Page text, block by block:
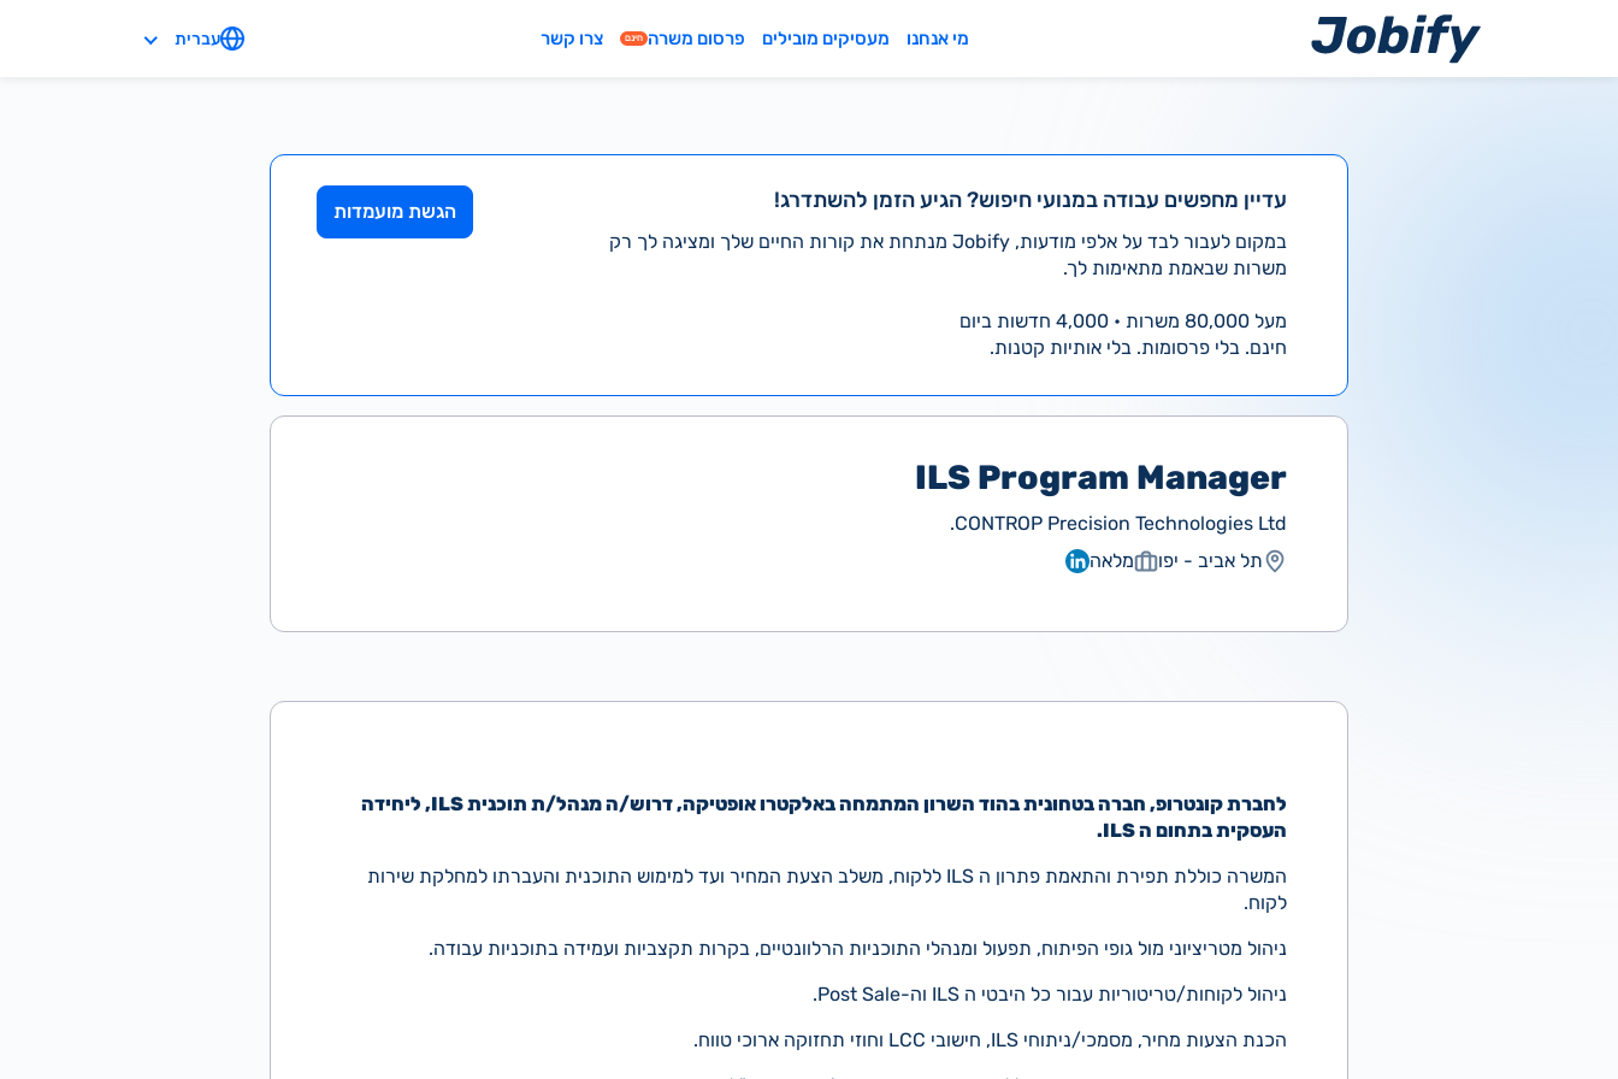
מי אנחנו מעסיקים מובילים פרסום משרה חינם צרו קשר עברית
עדיין מחפשים עבודה במנועי חיפוש? הגיע הזמן להשתדרג!
במקום לעבור לבד על אלפי מודעות, Jobify מנתחת את קורות החיים שלך ומציגה לך רק
משרות שבאמת מתאימות לך.
מעל 80,000 משרות • 4,000 חדשות ביום
חינם. בלי פרסומות. בלי אותיות קטנות.
הגשת מועמדות
ILS Program Manager
CONTROP Precision Technologies Ltd.
תל אביב - יפו
מלאה
לחברת קונטרופ, חברה בטחונית בהוד השרון המתמחה באלקטרו אופטיקה, דרוש/ה מנהל/ת תוכנית ILS, ליחידה
העסקית בתחום ה ILS.
המשרה כוללת תפירת והתאמת פתרון ה ILS ללקוח, משלב הצעת המחיר ועד למימוש התוכנית והעברתו למחלקת שירות
לקוח.
ניהול מטריציוני מול גופי הפיתוח, תפעול ומנהלי התוכניות הרלוונטיים, בקרות תקצביות ועמידה בתוכניות עבודה.
ניהול לקוחות/טריטוריות עבור כל היבטי ה ILS וה-Post Sale.
הכנת הצעות מחיר, מסמכי/ניתוחי ILS, חישובי LCC וחוזי תחזוקה ארוכי טווח.